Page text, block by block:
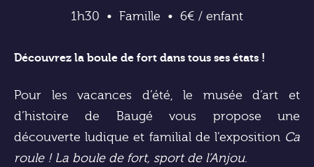
1h30 Famille 6€ / enfant
Découvrez la boule de fort dans tous ses états !
Pour les vacances d’été, le musée d’art et
d’histoire de Baugé vous propose une
découverte ludique et familial de l’exposition Ca
roule ! La boule de fort, sport de l’Anjou.